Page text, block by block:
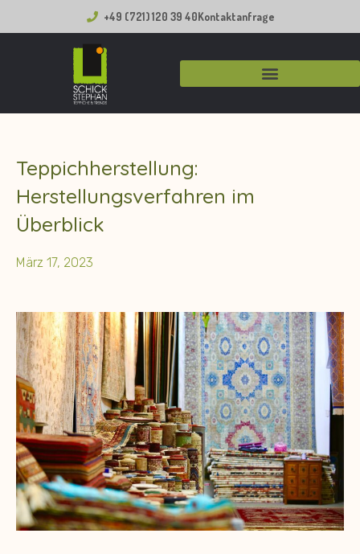
+49 (721) 120 39 40Kontaktanfrage
Teppichherstellung:
Herstellungsverfahren im
Überblick
März 17, 2023